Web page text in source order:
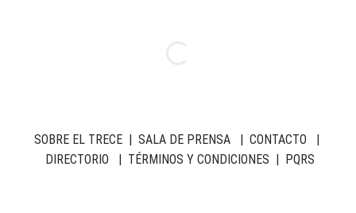
SOBRE EL TRECE| SALA DE PRENSA| CONTACTO |
DIRECTORIO | TÉRMINOS Y CONDICIONES | PQRS